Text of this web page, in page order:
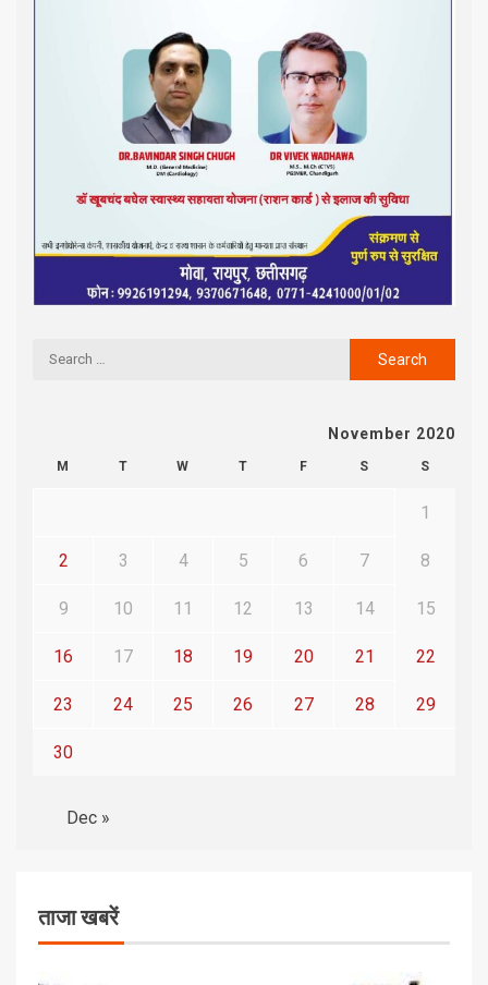
November 2020
M T W T F S S
1
2 3 4 5 6 7 8
9 10 11 12 13 14 15
16 17 18 19 20 21 22
23 24 25 26 27 28 29
30
Dec »
ताजा खबरें